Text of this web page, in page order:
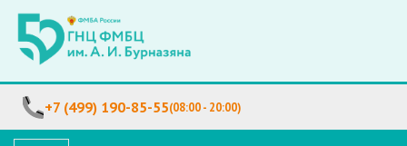
+7 (499) 190-85-55(08:00 - 20:00)